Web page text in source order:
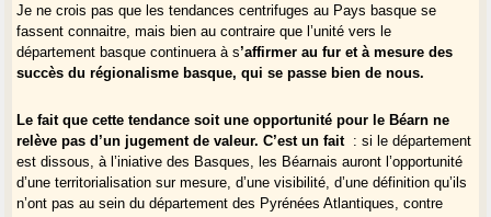
Je ne crois pas que les tendances centrifuges au Pays basque se
fassent connaitre, mais bien au contraire que l’unité vers le
département basque continuera à s’affirmer au fur et à mesure des
succès du régionalisme basque, qui se passe bien de nous.
Le fait que cette tendance soit une opportunité pour le Béarn ne
relève pas d’un jugement de valeur. C’est un fait : si le département
est dissous, à l’iniative des Basques, les Béarnais auront l’opportunité
d’une territorialisation sur mesure, d’une visibilité, d’une définition qu’ils
n’ont pas au sein du département des Pyrénées Atlantiques, contre